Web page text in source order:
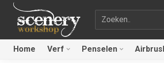
Zoekterm
Home Verf Penselen